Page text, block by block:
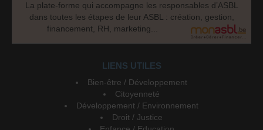
La plate-forme qui accompagne les responsables d’ASBL
dans toutes les étapes de leur ASBL : création, gestion,
financement, RH, marketing...
LIENS UTILES
Bien-être / Développement
Citoyenneté
Développement / Environnement
Droit / Justice